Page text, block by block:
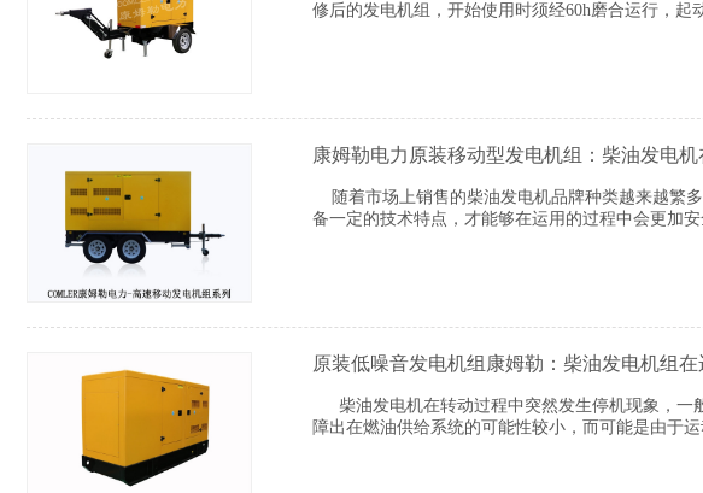
修后的发电机组，开始使用时须经60h磨合运行，起
康姆勒电力原装移动型发电机组：柴油发电
随着市场上销售的柴油发电机品牌种类越来越繁
备一定的技术特点，才能够在运用的过程中会更加
原装低噪音发电机组康姆勒：柴油发电机组
柴油发电机在转动过程中突然发生停机现象，一
障出在燃油供给系统的可能性较小，而可能是由于